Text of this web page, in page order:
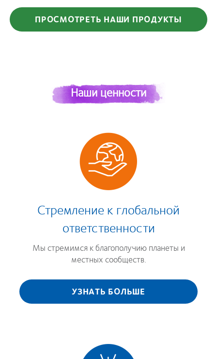
ПРОСМОТРЕТЬ НАШИ ПРОДУКТЫ
Наши ценности
Стремление к глобальной
ответственности
Мы стремимся к благополучию планеты и
местных сообществ.
УЗНАТЬ БОЛЬШЕ